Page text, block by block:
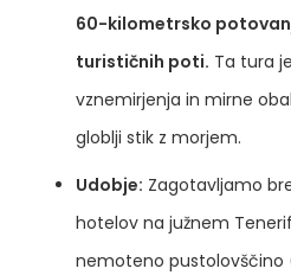
60-kilometrsko
turističnih poti. Ta tura
vznemirjenja in mirne
globlji stik z morjem.
Udobje: Zagotavljamo
hotelov na južnem
nemoteno pustolovščino